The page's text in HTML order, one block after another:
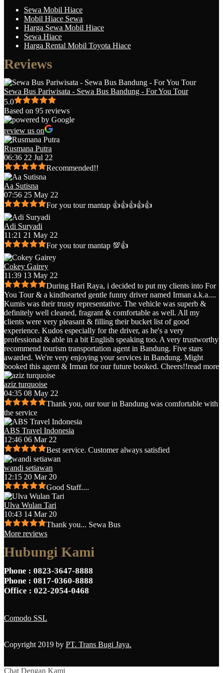
Sewa Mobil Hiace
Mobil Hiace Sewa
Harga Sewa Mobil Hiace
Sewa Hiace
Harga Rental Mobil Toyota Hiace
Reviews
Sewa Bus Pariwisata - Sewa Bus Bandung - For You Tour
5.0
Based on 95 reviews
review us on
Rusmana Putra
06:36 22 Jul 22
Recommended!!
Aa Sutisna
07:56 25 May 22
For you tour mantap 👍👍👍👍👍
Adi Suryadi
11:21 21 May 22
For you tour mantap 💯👍
Cokey Gairey
11:39 13 May 22
During Hari Raya, i decided to put my clients into For
You Tour & a kindhearted gentle funny driver named Irman a.k.a....
Kumis was their trusty representative. The vehicle was superb &
definitely well cleaned, fragrant & comfortable as well. All my
clients were very pleasant & filling their bucket list of good
experience. Kudos especially for the driver, as he's a very
professional & able in a bit English speaking too. A very trustworthy
recommend tourism transportation agent in Bandung. Five stars
awarded. We're very enjoying your services in Bandung. Might
booked this agent & Irman for our future booked. Cheers!!read more
aziz turquoise
04:35 08 May 22
Thank you, our tour in Bandung was comfortable with
the service
ABS Travel Indonesia
12:46 06 Mar 22
Best service. Customer always satisfied
wandi setiawan
12:15 20 Mar 20
Good Staff....
Ulva Wulan Tari
10:43 14 Mar 20
Thank you... Sewa Bus
More reviews
Hubungi Kami
Phone : 0823-3647-8888
Phone : 0817-0360-8888
Office : 022-2054-0468
Comodo SSL
Copyright 2019 by PT. Trans Bugi Jaya.
Chat Dengan Kami